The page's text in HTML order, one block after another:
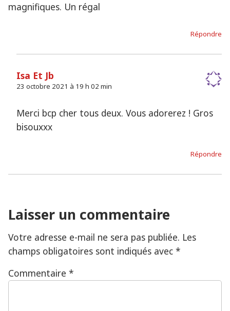
magnifiques. Un régal
Répondre
Isa Et Jb
23 octobre 2021 à 19 h 02 min
Merci bcp cher tous deux. Vous adorerez ! Gros
bisouxxx
Répondre
Laisser un commentaire
Votre adresse e-mail ne sera pas publiée. Les
champs obligatoires sont indiqués avec *
Commentaire *